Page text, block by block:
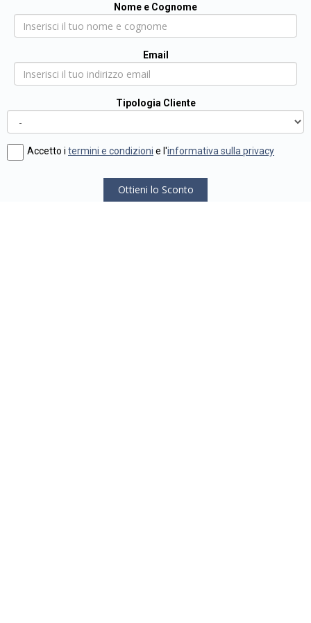
Nome e Cognome
Email
Tipologia Cliente
Accetto i termini e condizioni e l'informativa sulla privacy
Ottieni lo Sconto